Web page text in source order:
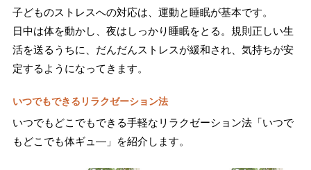
子どものストレスへの対応は、運動と睡眠が基本です。
日中は体を動かし、夜はしっかり睡眠をとる。規則正しい生
活を送るうちに、だんだんストレスが緩和され、気持ちが安
定するようになってきます。
いつでもできるリラクゼーション法
いつでもどこでもできる手軽なリラクゼーション法「いつで
もどこでも体ギュ―」を紹介します。